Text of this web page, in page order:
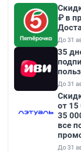
₽ в
До 31
35
До 31
от 15
35
все
До 31